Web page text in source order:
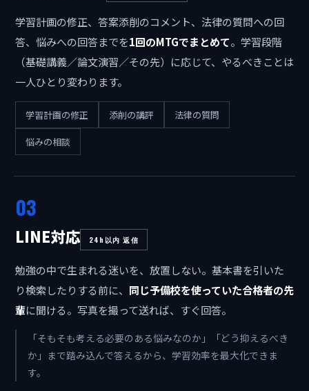
学習計画の修正、答案添削のコメント、法律の質問への回
答、悩みへの回答までを1回のMTGでまとめて。学習段階
（基礎講義／論文演習／その先）に応じて、やるべきことは
一人ひとり変わります。
学習計画の修正 添削の講評 法律の質問
悩みの相談
03
LINE対応 24h以内 返信
勉強の中で生まれる迷いを、放置しない。基本書を引いた
り検索したりする前に、 同じ予備校を使っていた合格者の先
輩に聞ける。写真を撮って送れば、すぐ回答。
「そもそも考える必要のある悩みなのか」「どう抑えるべき
か」まで踏み込んで答えるから、学習効率を最大化できま
す。